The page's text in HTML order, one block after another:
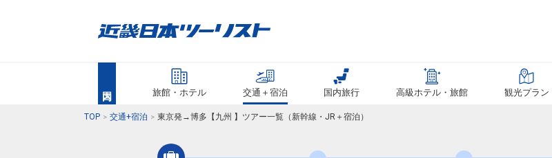
旅館・ホテル 交通＋宿泊 国内旅行 高級ホテル・旅館 観光プラン
TOP 交通+宿泊 東京発→博多【九州 】ツアー一覧（新幹線・JR＋宿泊）